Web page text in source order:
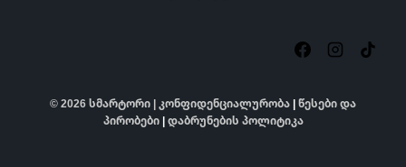
© 2026 სმარტორი |კონფიდენციალურობა |წესები და
პირობები|დაბრუნების პოლიტიკა